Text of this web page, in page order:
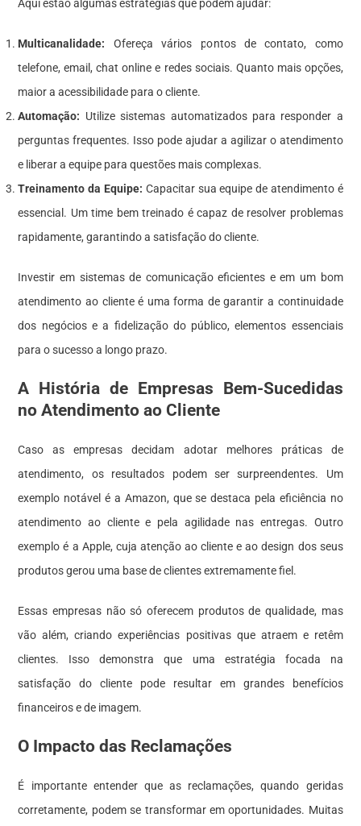
Aqui estão algumas estratégias que podem ajudar:
Multicanalidade: Ofereça vários pontos de contato, como
telefone, email, chat online e redes sociais. Quanto mais opções,
maior a acessibilidade para o cliente.
Automação: Utilize sistemas automatizados para responder a
perguntas frequentes. Isso pode ajudar a agilizar o atendimento
e liberar a equipe para questões mais complexas.
Treinamento da Equipe: Capacitar sua equipe de atendimento é
essencial. Um time bem treinado é capaz de resolver problemas
rapidamente, garantindo a satisfação do cliente.
Investir em sistemas de comunicação eficientes e em um bom
atendimento ao cliente é uma forma de garantir a continuidade
dos negócios e a fidelização do público, elementos essenciais
para o sucesso a longo prazo.
A História de Empresas Bem-Sucedidas
no Atendimento ao Cliente
Caso as empresas decidam adotar melhores práticas de
atendimento, os resultados podem ser surpreendentes. Um
exemplo notável é a Amazon, que se destaca pela eficiência no
atendimento ao cliente e pela agilidade nas entregas. Outro
exemplo é a Apple, cuja atenção ao cliente e ao design dos seus
produtos gerou uma base de clientes extremamente fiel.
Essas empresas não só oferecem produtos de qualidade, mas
vão além, criando experiências positivas que atraem e retêm
clientes. Isso demonstra que uma estratégia focada na
satisfação do cliente pode resultar em grandes benefícios
financeiros e de imagem.
O Impacto das Reclamações
É importante entender que as reclamações, quando geridas
corretamente, podem se transformar em oportunidades. Muitas